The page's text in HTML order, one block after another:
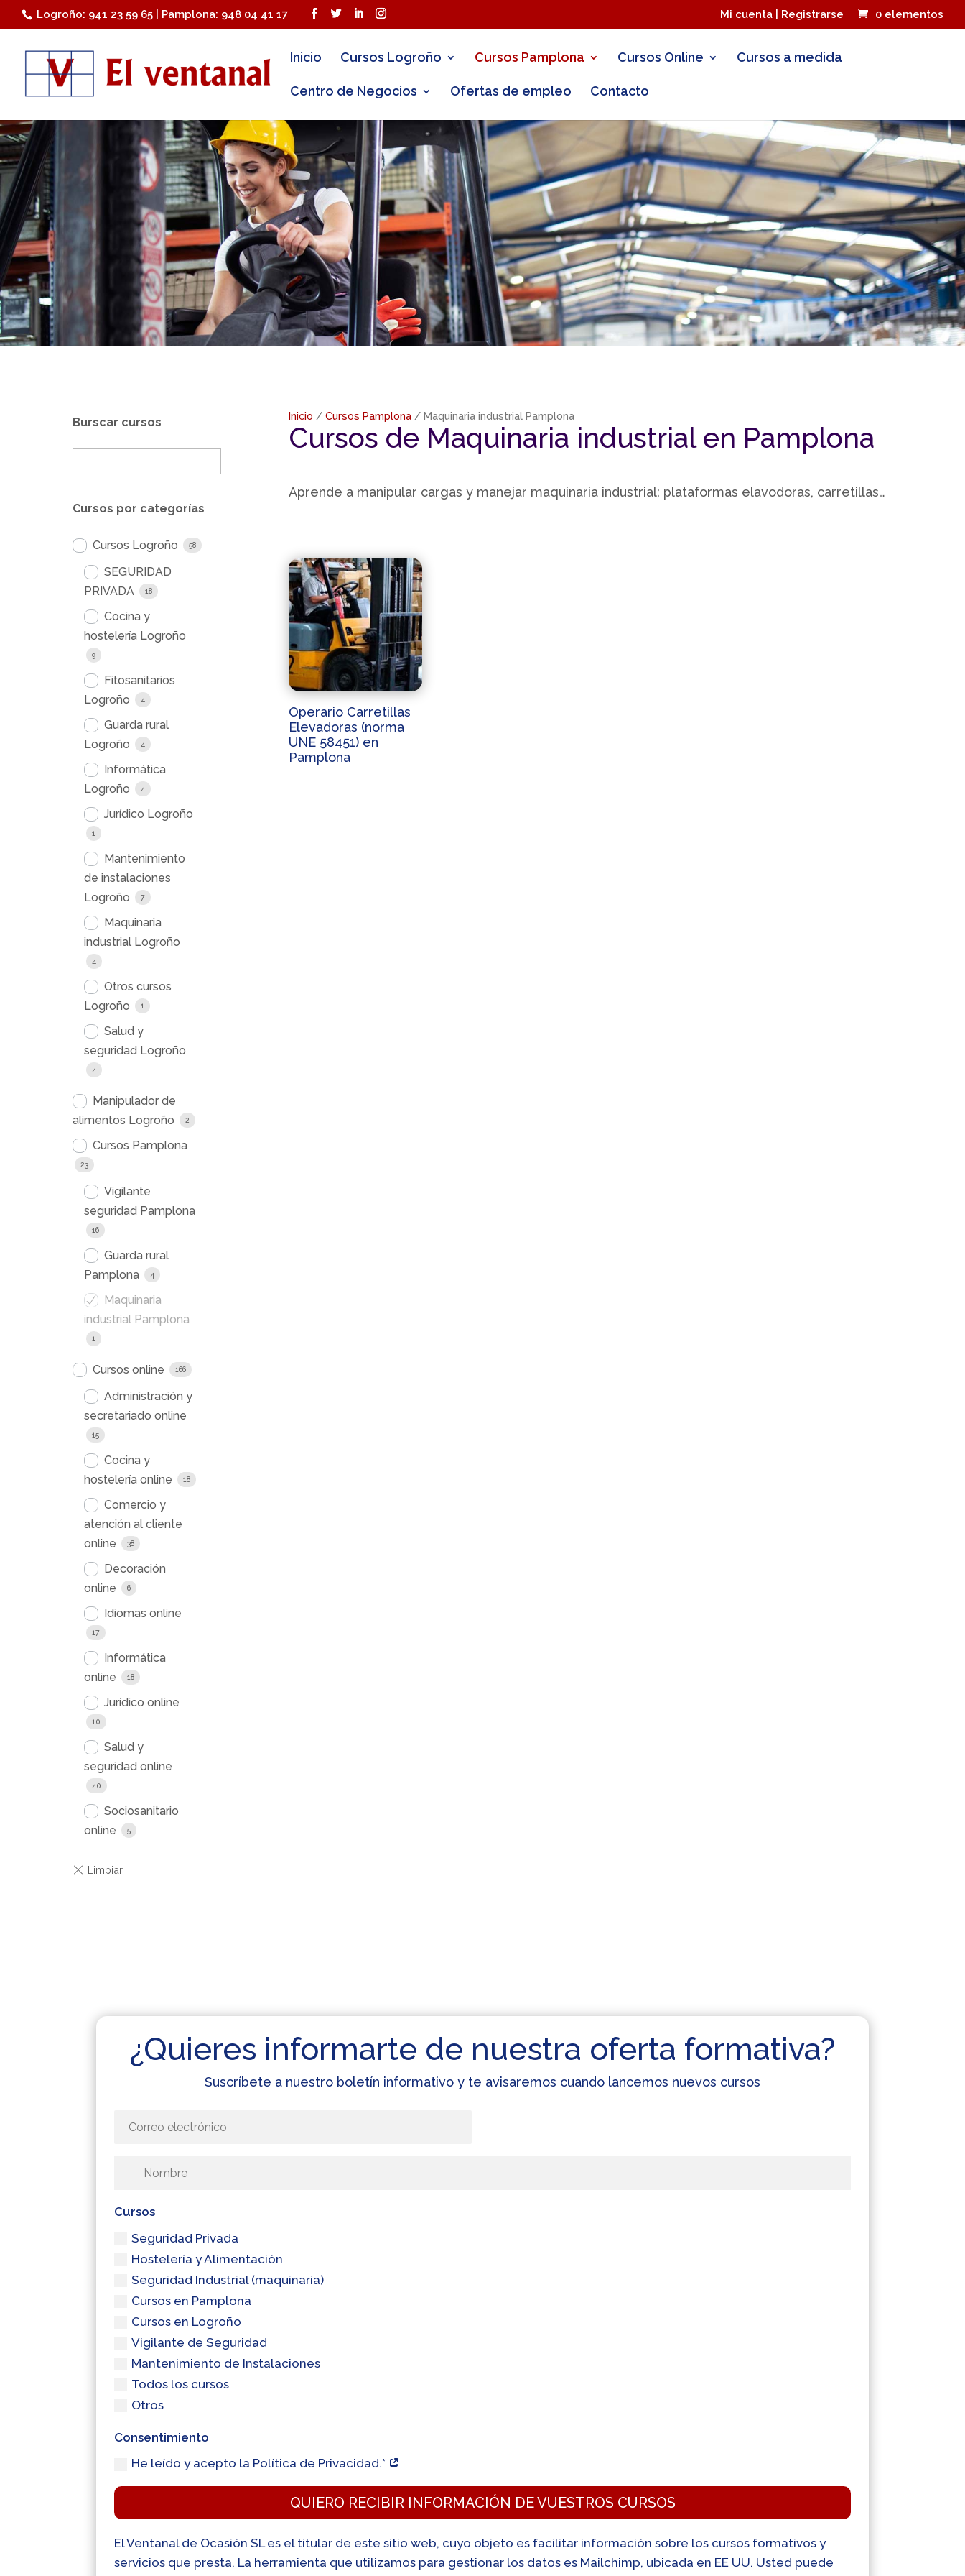
Logroño: 941 23 59 65 | Pamplona: 948 04 41 17 Mi cuenta | Registrarse 0 elementos
Inicio Cursos Logroño Cursos Pamplona Cursos Online Cursos a medida
Centro de Negocios Ofertas de empleo Contacto
Burscar cursos
Cursos por categorías
Cursos Logroño 58
SEGURIDAD
PRIVADA
18
Cocina y
hostelería Logroño
9
Fitosanitarios
Logroño
4
Guarda rural
Logroño
4
Informática
Logroño
4
Jurídico Logroño
1
Mantenimiento
de instalaciones
Logroño
7
Maquinaria
industrial Logroño
4
Otros cursos
Logroño
1
Salud y
seguridad Logroño
4
Manipulador de
alimentos Logroño
2
Cursos Pamplona
23
Vigilante
seguridad Pamplona
16
Guarda rural
Pamplona
4
Maquinaria
industrial Pamplona
1
Cursos online 166
Administración y
secretariado online
15
Cocina y
hostelería online
18
Comercio y
atención al cliente
online
38
Decoración
online
6
Idiomas online
17
Informática
online
18
Jurídico online
10
Salud y
seguridad online
40
Sociosanitario
online
5
Inicio /Cursos Pamplona / Maquinaria industrial Pamplona
Cursos de Maquinaria industrial en Pamplona
Aprende a manipular cargas y manejar maquinaria industrial: plataformas elavodoras, carretillas…
Operario Carretillas
Elevadoras (norma
UNE 58451) en
Pamplona
¿Quieres informarte de nuestra oferta formativa?
Suscríbete a nuestro boletín informativo y te avisaremos cuando lancemos nuevos cursos
Cursos
Seguridad Privada
Hostelería y Alimentación
Seguridad Industrial (maquinaria)
Cursos en Pamplona
Cursos en Logroño
Vigilante de Seguridad
Mantenimiento de Instalaciones
Todos los cursos
Otros
Consentimiento
He leído y acepto la Política de Privacidad.*
QUIERO RECIBIR INFORMACIÓN DE VUESTROS CURSOS
El Ventanal de Ocasión SL es el titular de este sitio web, cuyo objeto es facilitar información sobre los cursos formativos y
servicios que presta. La herramienta que utilizamos para gestionar los datos es Mailchimp, ubicada en EE UU. Usted puede